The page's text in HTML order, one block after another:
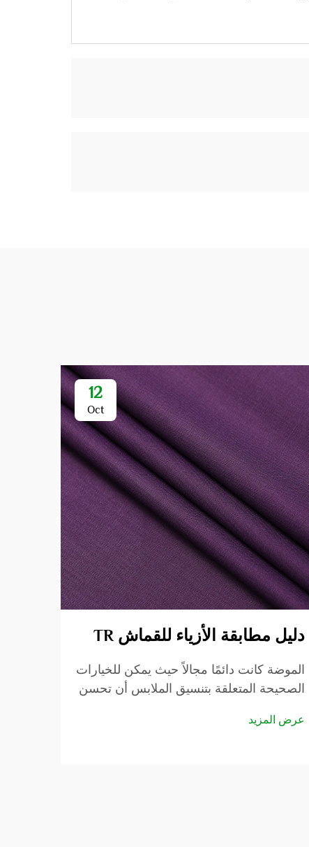
12
Oct
دليل مطابقة الأزياء للقماش TR
الموضة كانت دائمًا مجالاً حيث يمكن للخيارات
الصحيحة المتعلقة بتنسيق الملابس أن تحسن
وجذاب للغاية. وفي عالم الموضة، هناك
عرض المزيد